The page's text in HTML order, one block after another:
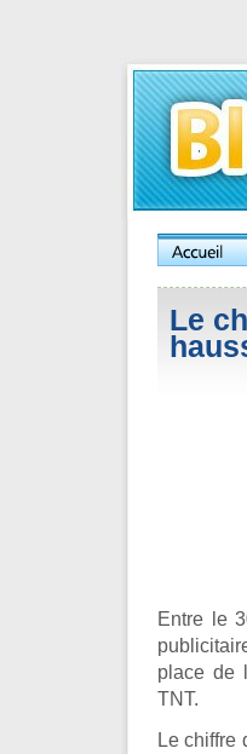
Le
Entre le
place de
TNT.
Le chiffre